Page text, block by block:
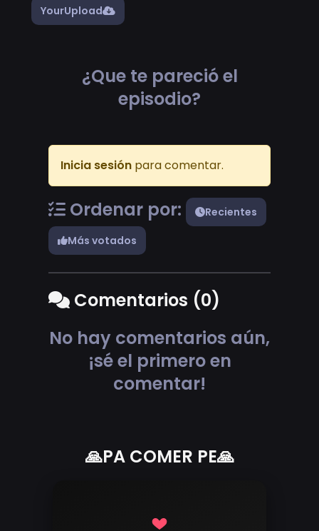
YourUpload
¿Que te pareció el
episodio?
Inicia sesión para comentar.
Ordenar por:
Recientes
Más votados
Comentarios (0)
No hay comentarios aún,
¡sé el primero en
comentar!
🙏PA COMER PE🙏